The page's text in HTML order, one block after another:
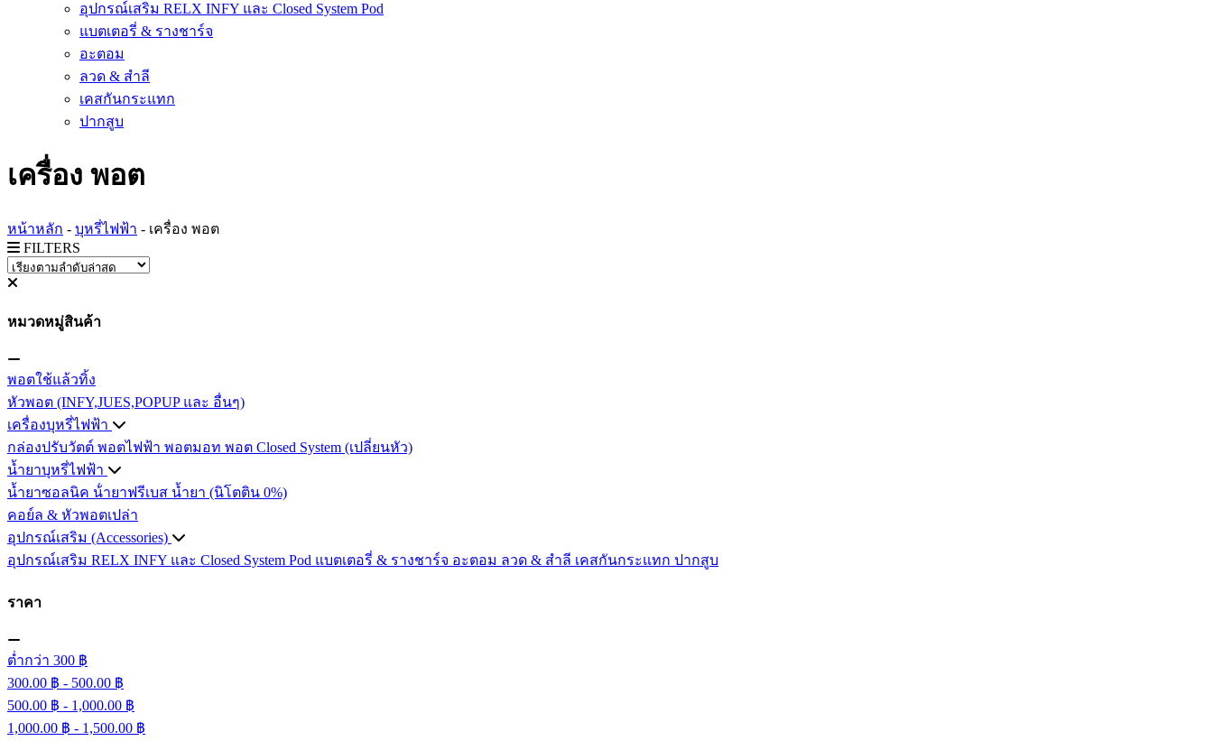
อุปกรณ์เสริม RELX INFY และ Closed System Pod
แบตเตอรี่ & รางชาร์จ
อะตอม
ลวด ​& สำลี
เคสกันกระแทก
ปากสูบ
เครื่อง พอต
หน้าหลัก - บุหรี่ไฟฟ้า - เครื่อง พอต
FILTERS
หมวดหมู่สินค้า
พอตใช้แล้วทิ้ง
หัวพอต (INFY,JUES,POPUP และ อื่นๆ)
เครื่องบุหรี่ไฟฟ้า
กล่องปรับวัตต์ พอตไฟฟ้า พอตมอท พอต Closed System (เปลี่ยนหัว)
น้ำยาบุหรี่ไฟฟ้า
น้ำยาซอลนิค น้ํายาฟรีเบส น้ำยา (นิโตติน 0%)
คอย์ล & หัวพอตเปล่า
อุปกรณ์เสริม (Accessories)
อุปกรณ์เสริม RELX INFY และ Closed System Pod แบตเตอรี่ & รางชาร์จ อะตอม ลวด ​& สำลี เคสกันกระแทก ปากสูบ
ราคา
ต่ำกว่า 300 ฿
300.00 ฿ - 500.00 ฿
500.00 ฿ - 1,000.00 ฿
1,000.00 ฿ - 1,500.00 ฿